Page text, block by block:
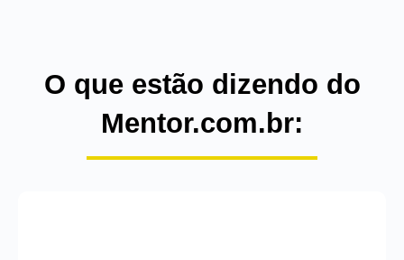
O que estão dizendo do
Mentor.com.br: